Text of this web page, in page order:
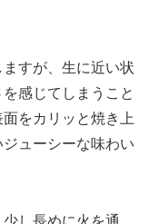
すが、生に近い状
感じてしまうこと
をカリッと焼き上
ューシーな味わい
し長めに火を通